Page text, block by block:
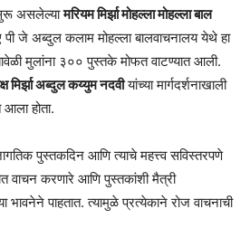
असलेल्यामरियम मिर्झा मोहल्ला मोहल्ला बाल
पी जे अब्दुल कलाम मोहल्ला बालवाचनालय येथे हा
मुलांना ३०० पुस्तके मोफत वाटण्यात आली.
अब्दुल कय्युम नदवीयांच्या मार्गदर्शनाखाली
होता.
जागतिक पुस्तकदिन आणि त्याचे महत्त्व सविस्तरपणे
वाचन करणारे आणि पुस्तकांशी मैत्री
भावनेने पाहतात. त्यामुळे प्रत्येकाने रोज वाचनाची